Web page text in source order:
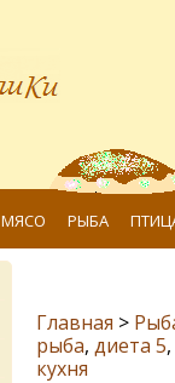
МЯСО РЫБА
Главная >
рыба, диета 5,
кухня